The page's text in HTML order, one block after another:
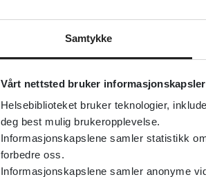
Samtykke
Vårt nettsted bruker informasjonskapsler
Helsebiblioteket bruker teknologier,
deg best mulig brukeropplevelse.
Informasjonskapslene samler statistikk
forbedre oss.
Informasjonskapslene samler anonyme